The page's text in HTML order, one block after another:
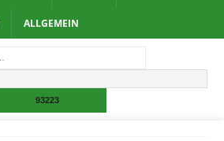
ALLGEMEIN